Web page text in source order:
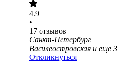
4.9
•
17 отзывов
Санкт-Петербург
Василеостровская и еще 3
Откликнуться